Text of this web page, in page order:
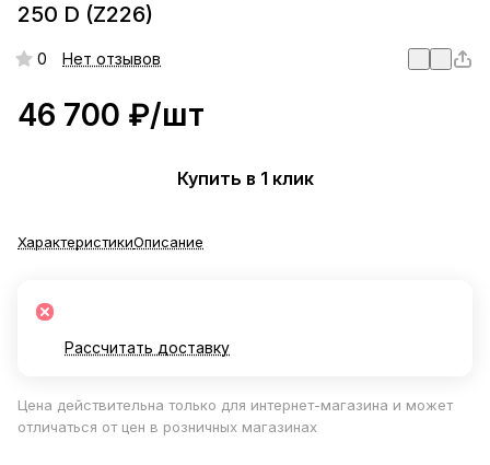
250 D (Z226)
0 Нет отзывов
46 700 ₽/шт
Купить в 1 клик
ХарактеристикиОписание
Рассчитать доставку
Цена действительна только для интернет-магазина и может
отличаться от цен в розничных магазинах